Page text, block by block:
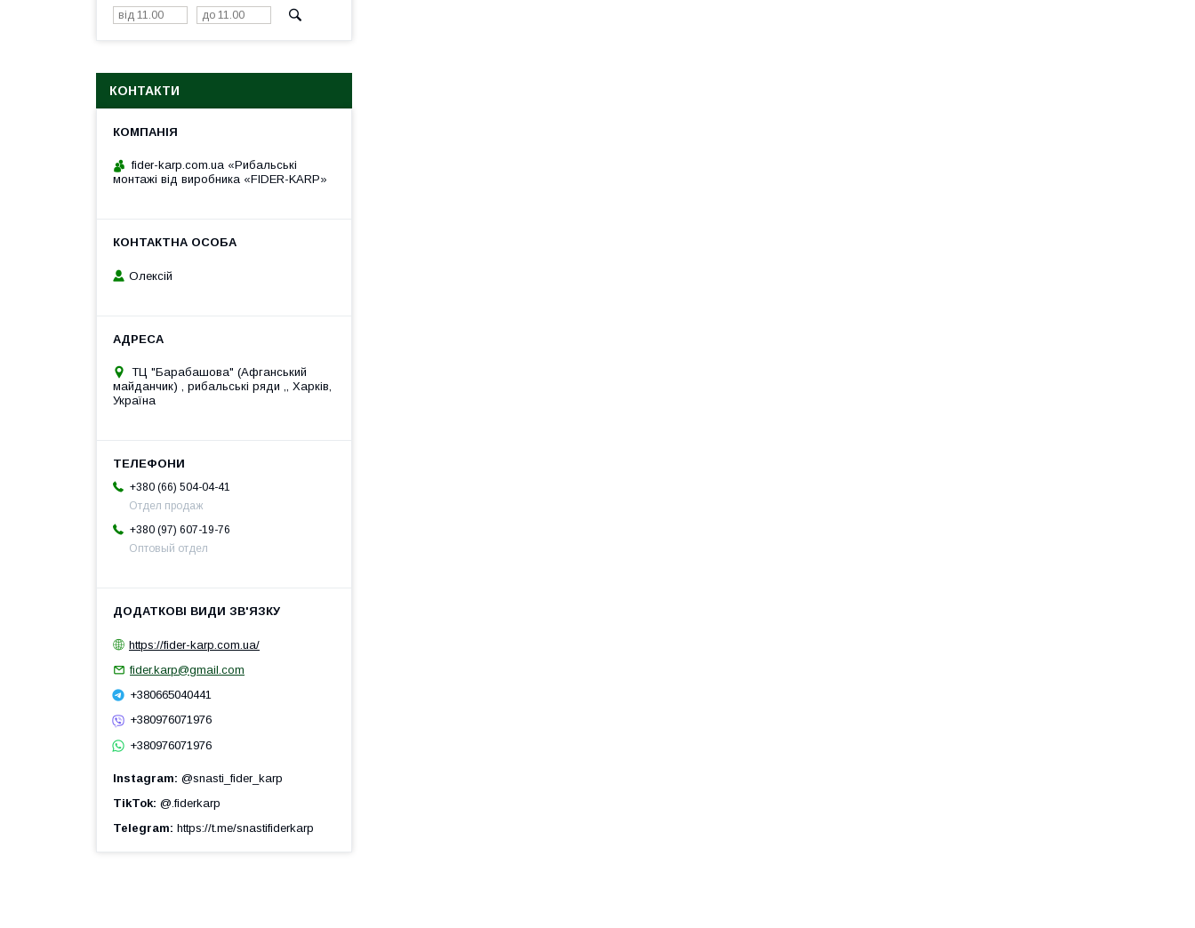
КОНТАКТИ
fider-karp.com.ua «Рибальські
монтажі від виробника «FIDER-KARP»
Олексій
ТЦ "Барабашова" (Афганський
майданчик) , рибальські ряди ,, Харків,
Україна
+380 (66) 504-04-41
Отдел продаж
+380 (97) 607-19-76
Оптовый отдел
https://fider-karp.com.ua/
fider.karp@gmail.com
+380665040441
+380976071976
+380976071976
Instagram @snasti_fider_karp
TikTok @.fiderkarp
Telegram https://t.me/snastifiderkarp